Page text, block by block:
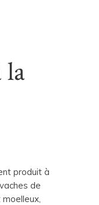
la
produit à
de